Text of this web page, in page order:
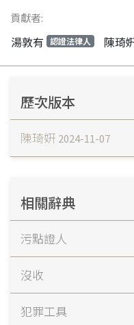
貢獻者:
湯敦有 認證法律人 陳琦
歷次版本
陳琦姸 2024-11-07
相關辭典
污點證人
沒收
犯罪工具